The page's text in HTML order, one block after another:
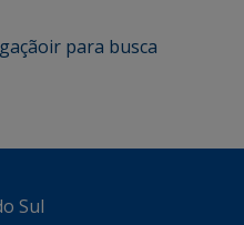
ir para busca
Sul